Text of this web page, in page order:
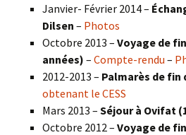
Janvier- Février 2014 –
Dilsen – Photos
Octobre 2013 – Voyage de
années) – Compte-rendu –
2012-2013 – Palmarès de fin
obtenant le CESS
Mars 2013 – Séjour à Ovifat
Octobre 2012 – Voyage de